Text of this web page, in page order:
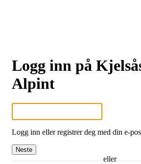
Logg inn på
Alpint
Logg inn eller registrer deg med din e-
Neste
eller